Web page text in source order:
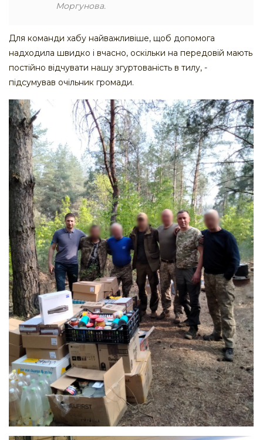
Моргунова.
Для команди хабу найважливіше, щоб допомога
надходила швидко і вчасно, оскільки на передовій мають
постійно відчувати нашу згуртованість в тилу, -
підсумував очільник громади.